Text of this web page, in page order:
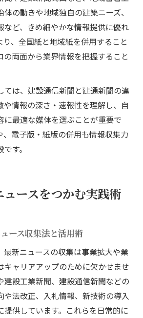
の動きや地域独自の建築ニーズ、
など、きめ細やかな情報提供に優れ
り、全国紙と地域紙を併用すること
の両面から業界情報を把握すること
ては、建設通信新聞と建通新聞の違
や情報の深さ・速報性を理解し、自
に最適な媒体を選ぶことが重要で
、電子版・紙版の併用も情報収集力
す。
ースをつかむ実践術
ース収集法と活用術
最新ニュースの収集は事業拡大や業
キャリアアップのために欠かせませ
建設工業新聞、建設通信新聞などの
や法改正、入札情報、新技術の導入
提供しています。これらを日常的に